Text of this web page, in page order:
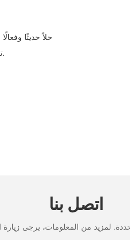
تهوية التدفئة والتهوية وتكييف الهواء في مجموعة واسعة من البيئات الداخلية.
اتصل بنا